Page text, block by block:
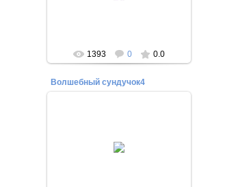
1393 0 0.0
Волшебный сундучок4